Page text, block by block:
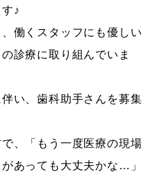
♪
働くスタッフにも優しい
診療に取り組んでいま
い、歯科助手さんを募集
、「もう一度医療の現場
あっても大丈夫かな…」